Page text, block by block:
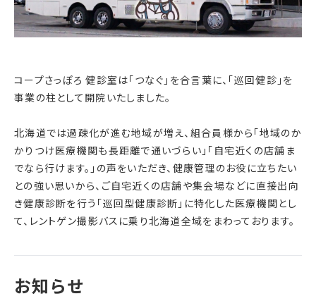
コープさっぽろ 健診室は「つなぐ」を合言葉に、「巡回健診」を
事業の柱として開院いたしました。
北海道では過疎化が進む地域が増え、組合員様から「地域のか
かりつけ医療機関も長距離で通いづらい」「自宅近くの店舗ま
でなら行けます。」の声をいただき、健康管理のお役に立ちたい
との強い思いから、ご自宅近くの店舗や集会場などに直接出向
き健康診断を行う「巡回型健康診断」に特化した医療機関とし
て、レントゲン撮影バスに乗り北海道全域をまわっております。